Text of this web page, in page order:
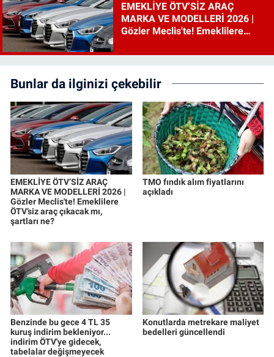
EMEKLİYE ÖTV’SİZ ARAÇ
MARKA VE MODELLERİ 2026 |
Gözler Meclis'te! Emeklilere
ne?
Bunlar da ilginizi çekebilir
EMEKLİYE ÖTV’SİZ ARAÇ
MARKA VE MODELLERİ 2026 |
Gözler Meclis'te! Emeklilere
ÖTV’siz araç çıkacak mı,
şartları ne?
TMO fındık alım fiyatlarını
açıkladı
Benzinde bu gece 4 TL 35
kuruş indirim bekleniyor...
indirim ÖTV'ye gidecek,
tabelalar değişmeyecek
Konutlarda metrekare maliyet
bedelleri güncellendi